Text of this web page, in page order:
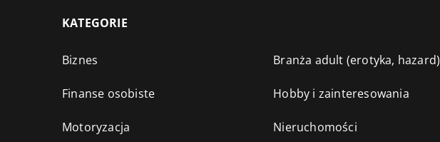
KATEGORIE
Biznes Branża adult (erotyka, hazard)
Finanse osobiste Hobby i zainteresowania
Motoryzacja Nieruchomości